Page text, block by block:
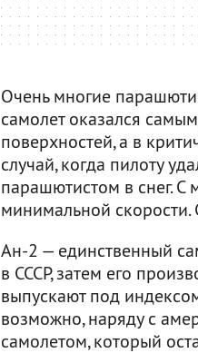
Очень многие
самолет оказался
поверхностей, а в
случай, когда пилоту
парашютистом в снег.
минимальной скорости.
Ан-2 — единственный
в СССР, затем его
выпускают под
возможно, наряду с
самолетом, который